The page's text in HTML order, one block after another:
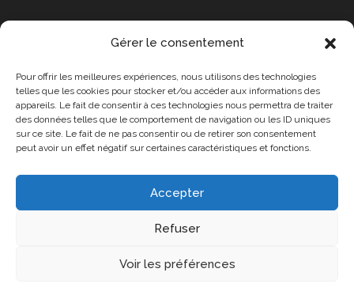
Gérer le consentement
Pour offrir les meilleures expériences, nous utilisons des technologies
telles que les cookies pour stocker et/ou accéder aux informations des
appareils. Le fait de consentir à ces technologies nous permettra de traiter
des données telles que le comportement de navigation ou les ID uniques
sur ce site. Le fait de ne pas consentir ou de retirer son consentement
peut avoir un effet négatif sur certaines caractéristiques et fonctions.
Accepter
Refuser
Voir les préférences
Accessibilité
Mon Compte
Contact
Politique de cookies (UE)
Copyright 2025 - DPA86 - Tous droits réservés